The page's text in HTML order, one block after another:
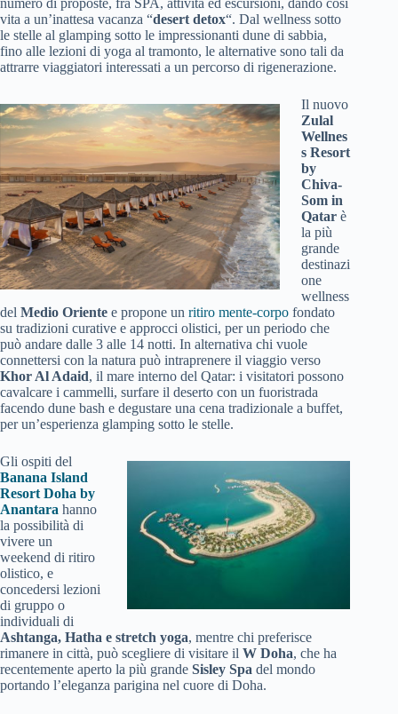
numero di proposte, fra SPA, attività ed escursioni, dando così
vita a un’inattesa vacanza “desert detox“. Dal wellness sotto
le stelle al glamping sotto le impressionanti dune di sabbia,
fino alle lezioni di yoga al tramonto, le alternative sono tali da
attrarre viaggiatori interessati a un percorso di rigenerazione.
Il nuovo
Zulal
Wellnes
s Resort
by
Chiva-
Som in
Qatar è
la più
grande
destinazi
one
wellness
del Medio Oriente e propone un ritiro mente-corpo fondato
su tradizioni curative e approcci olistici, per un periodo che
può andare dalle 3 alle 14 notti. In alternativa chi vuole
connettersi con la natura può intraprenere il viaggio verso
Khor Al Adaid, il mare interno del Qatar: i visitatori possono
cavalcare i cammelli, surfare il deserto con un fuoristrada
facendo dune bash e degustare una cena tradizionale a buffet,
per un’esperienza glamping sotto le stelle.
Gli ospiti del
Banana Island
Resort Doha by
Anantara hanno
la possibilità di
vivere un
weekend di ritiro
olistico, e
concedersi lezioni
di gruppo o
individuali di
Ashtanga, Hatha e stretch yoga, mentre chi preferisce
rimanere in città, può scegliere di visitare il W Doha, che ha
recentemente aperto la più grande Sisley Spa del mondo
portando l’eleganza parigina nel cuore di Doha.